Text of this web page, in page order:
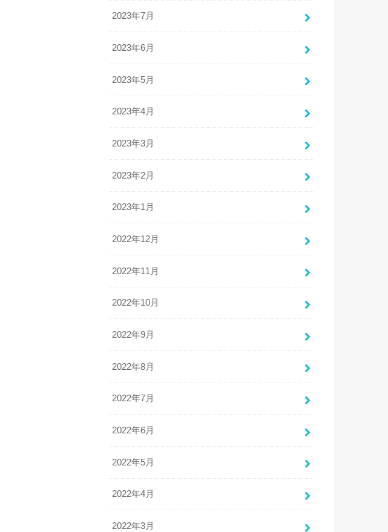
2023年7月
2023年6月
2023年5月
2023年4月
2023年3月
2023年2月
2023年1月
2022年12月
2022年11月
2022年10月
2022年9月
2022年8月
2022年7月
2022年6月
2022年5月
2022年4月
2022年3月